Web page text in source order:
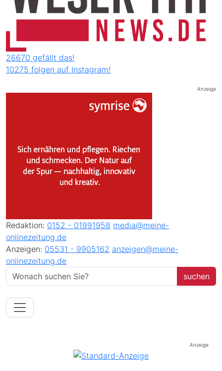
26670 gefällt das!
10275 folgen auf Instagram!
Anzeige
Redaktion: 0152 - 01991958 media@meine-
onlinezeitung.de
Anzeigen: 05531 - 9905162 anzeigen@meine-
onlinezeitung.de
Anzeige